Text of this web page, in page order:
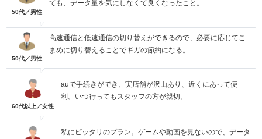
50代／男性
ても、データ量を気にしなくて良くなったこと。
50代／男性
高速通信と低速通信の切り替えができるので、必要に応じてこ
まめに切り替えることでギガの節約になる。
60代以上／女性
auで手続きができ、実店舗が沢山あり、近くにあって便
利。いつ行ってもスタッフの方が親切。
私にピッタリのプラン。ゲームや動画を見ないので、データ